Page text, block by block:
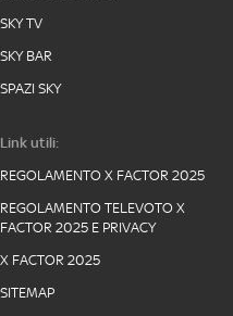
SKY TV
SKY BAR
SPAZI SKY
Link utili:
REGOLAMENTO X FACTOR 2025
REGOLAMENTO TELEVOTO X
FACTOR 2025 E PRIVACY
X FACTOR 2025
SITEMAP